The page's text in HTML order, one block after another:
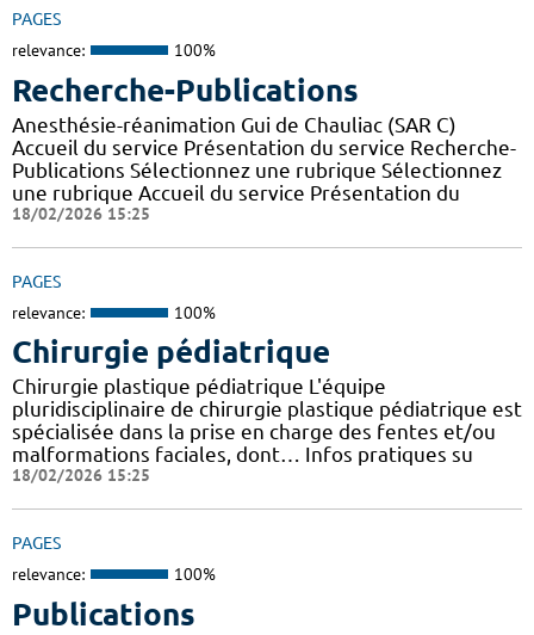
PAGES
relevance: 100%
Recherche-Publications
Anesthésie-réanimation Gui de Chauliac (SAR C)
Accueil du service Présentation du service Recherche-
Publications Sélectionnez une rubrique Sélectionnez
une rubrique Accueil du service Présentation du
18/02/2026 15:25
PAGES
relevance: 100%
Chirurgie pédiatrique
Chirurgie plastique pédiatrique L'équipe
pluridisciplinaire de chirurgie plastique pédiatrique est
spécialisée dans la prise en charge des fentes et/ou
malformations faciales, dont… Infos pratiques su
18/02/2026 15:25
PAGES
relevance: 100%
Publications